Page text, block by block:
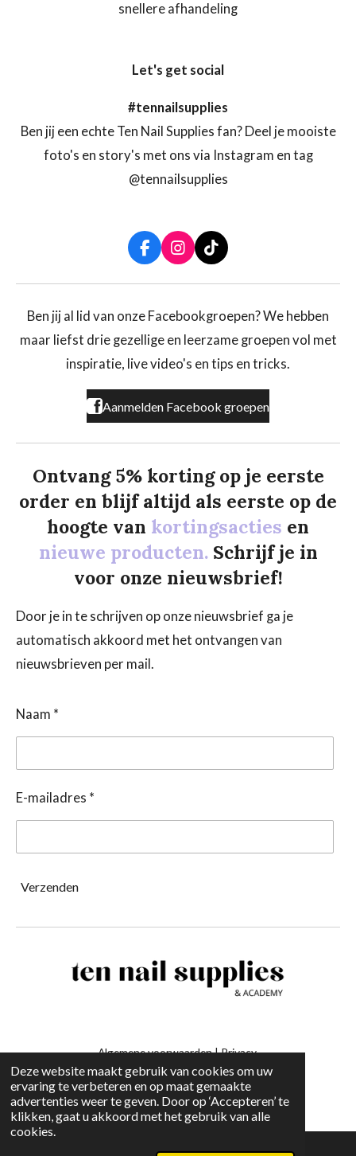
Deze website maakt gebruik van cookies om uw
ervaring te verbeteren en op maat gemaakte
advertenties weer te geven. Door op ‘Accepteren’ te
klikken, gaat u akkoord met het gebruik van alle
cookies.
snellere afhandeling
Let's get social
#tennailsupplies
Ben jij een echte Ten Nail Supplies fan? Deel je mooiste
foto's en story's met ons via Instagram en tag
@tennailsupplies
F
a
c
b
o
k
I
n
s
a
r
a
T
i
k
o
Ben jij al lid van onze Facebookgroepen? We hebben
maar liefst drie gezellige en leerzame groepen vol met
inspiratie, live video's en tips en tricks.
Aanmelden Facebook groepen
Ontvang 5% korting op je eerste
order en blijf altijd als eerste op de
hoogte van kortingsacties en
nieuwe producten. Schrijf je in
voor onze nieuwsbrief!
Door je in te schrijven op onze nieuwsbrief ga je
automatisch akkoord met het ontvangen van
nieuwsbrieven per mail.
Naam *
E-mailadres *
Verzenden
Algemene voorwaarden|Privacy
-